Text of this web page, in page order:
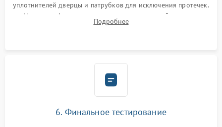
уплотнителей дверцы и патрубков для исключения протечек.
Надежная фиксация хомутов гидравлической системы,
сборка корпуса и установка датчика поплавка.
Подробнее
6. Финальное тестирование